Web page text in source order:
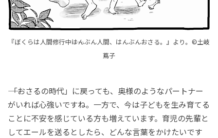
『ぼくらは人間修行中――はんぶん人間、はんぶんおさる。』より。©土岐
蔦子
―― 「おさるの時代」に戻っても、奥様のようなパートナー
がいれば心強いですね。一方で、今は子どもを生み育てる
ことに不安を感じている方も増えています。育児の先輩と
してエールを送るとしたら、どんな言葉をかけたいです